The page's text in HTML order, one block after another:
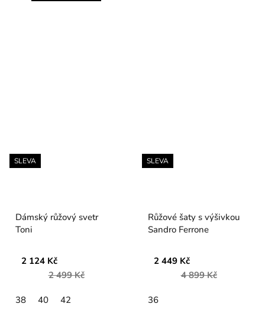
SLEVA
Dámský růžový svetr
Toni
2 124 Kč
2 499 Kč
38 40 42
SLEVA
Růžové šaty s výšivkou
Sandro Ferrone
2 449 Kč
4 899 Kč
36